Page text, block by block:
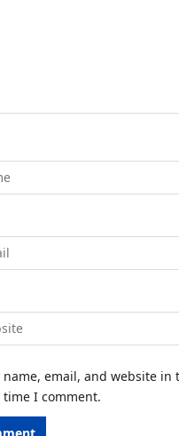
name, email, and website
I comment.